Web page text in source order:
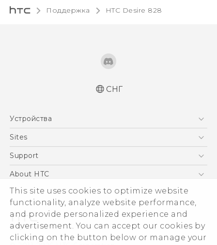
This site uses cookies to optimize website
functionality, analyze website performance,
and provide personalized experience and
advertisement. You can accept our cookies by
clicking on the button below or manage your
Поддержка HTC Desire 828‎
Русский - Руководство пользователя
соответствию стандартам
Қазақ - жұмысты бастау нұсқаулығы
ақпараты
СНГ
Устройства
5G
EXODUS
VIVE
Sites
HTC Dev
Support
ПОДДЕРЖКА
About HTC
ESG
Инвестирование
Политика конфиденциальности
Безопасность продуктов